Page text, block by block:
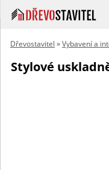
Dřevostavitel »Vybavení a
Stylové